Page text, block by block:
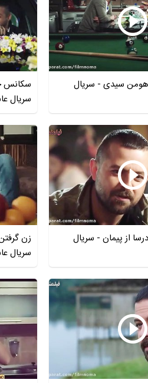
سیدی - سریال
سکانس
سریال
از پیمان - سریال
زن
سریال